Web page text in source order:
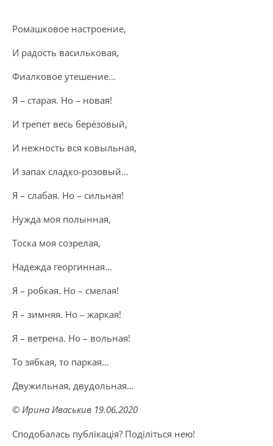
Ромашковое настроение,
И радость васильковая,
Фиалковое утешение…
Я – старая. Но – новая!
И трепет весь берёзовый,
И нежность вся ковыльная,
И запах сладко-розовый…
Я – слабая. Но – сильная!
Нужда моя полынная,
Тоска моя созрелая,
Надежда георгинная…
Я – робкая. Но – смелая!
Я – зимняя. Но – жаркая!
Я – ветрена. Но – вольная!
То зябкая, то паркая…
Двужильная, двудольная…
© Ирина Иваськив 19.06.2020
Сподобалась публікація? Поділіться нею!